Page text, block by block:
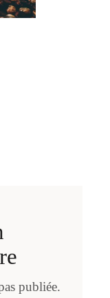
publiée.